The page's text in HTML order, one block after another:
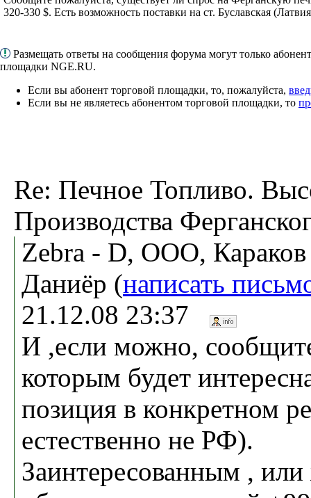
320-330 $. Есть возможность поставки на ст. Буславская
Размещать ответы на сообщения форума могут только
площадки NGE.RU.
Если вы абонент торговой площадки, то, пожалуйста,
Если вы не являетесь абонентом торговой площадки, то
Re: Печное Топливо.
Производства
Zebra - D, ООО, Караков
Даниёр (написать
21.12.08 23:37
И ,если можно,
которым будет
позиция в конкретном
естественно не РФ).
Заинтересованным ,